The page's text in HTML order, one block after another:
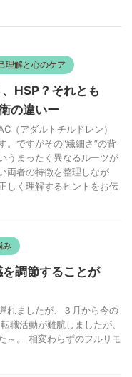
理解と心のケア
HSP？それとも
の違いー
（アダルトチルドレン）
。ですがその“繊細さ”の背
うまったく異なるルーツが
両者の特徴を整理しなが
しく理解するヒントをお伝
み
調節することが
れましたが、３月から今の
職活動が難航しましたが、
～。 相変わらずのフルリモ